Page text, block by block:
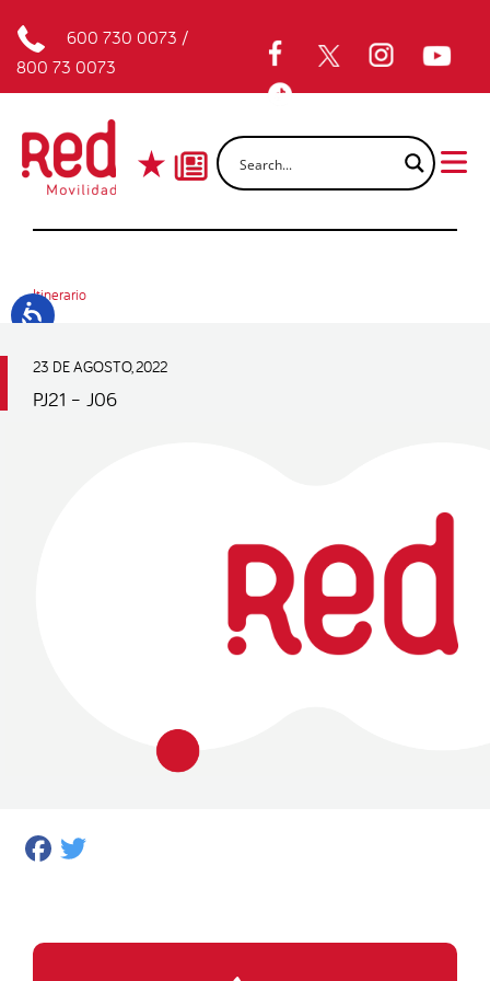
600 730 0073 /
800 73 0073
Itinerario
23 DE AGOSTO, 2022
PJ21 – J06
Facebook